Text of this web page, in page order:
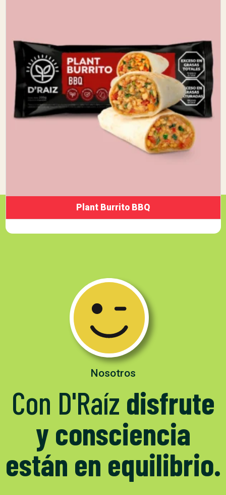
Plant Burrito BBQ
Nosotros
Con D'Raíz disfrute
y consciencia
están en equilibrio.